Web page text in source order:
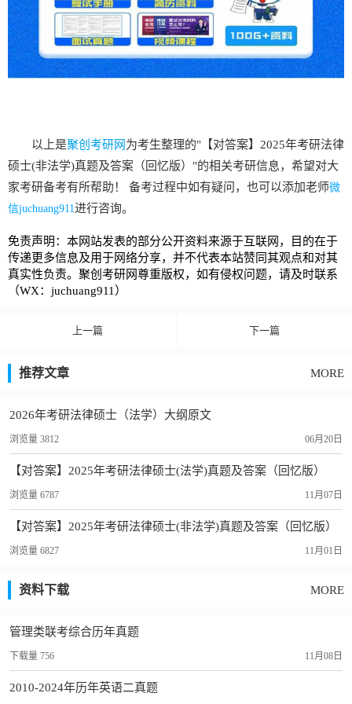
以上是聚创考研网为考生整理的"【对答案】2025年考研法律
硕士(非法学)真题及答案（回忆版）"的相关考研信息，希望对大
家考研备考有所帮助！ 备考过程中如有疑问，也可以添加老师微
信juchuang911进行咨询。
免责声明：本网站发表的部分公开资料来源于互联网，目的在于
传递更多信息及用于网络分享，并不代表本站赞同其观点和对其
真实性负责。聚创考研网尊重版权，如有侵权问题，请及时联系
（WX：juchuang911）
上一篇 下一篇
推荐文章 MORE
2026年考研法律硕士（法学）大纲原文
浏览量 3812 06月20日
【对答案】2025年考研法律硕士(法学)真题及答案（回忆版）
浏览量 6787 11月07日
【对答案】2025年考研法律硕士(非法学)真题及答案（回忆版）
浏览量 6827 11月01日
资料下载 MORE
管理类联考综合历年真题
下载量 756 11月08日
2010-2024年历年英语二真题